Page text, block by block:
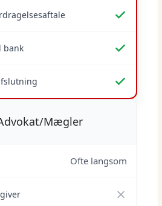
bank
Mægler
Ofte langsom